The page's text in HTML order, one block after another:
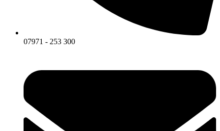
07971 - 253 300